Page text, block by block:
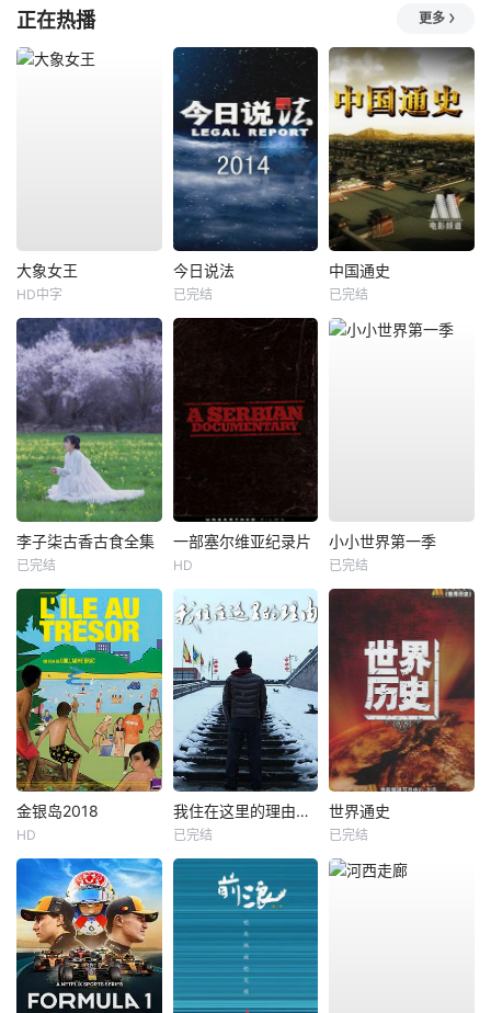
正在热播 更多
大象女王
HD中字
今日说法
已完结
中国通史
已完结
李子柒古香古食全集
已完结
一部塞尔维亚纪录片
HD
小小世界第一季
已完结
金银岛2018
HD
我住在这里的理由第三季
已完结
世界通史
已完结